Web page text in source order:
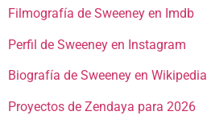
Filmografía de Sweeney en Imdb
Perfil de Sweeney en Instagram
Biografía de Sweeney en Wikipedia
Proyectos de Zendaya para 2026